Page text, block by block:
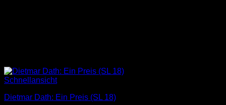
Schnellansicht
Dietmar Dath: Ein Preis (SL 18)